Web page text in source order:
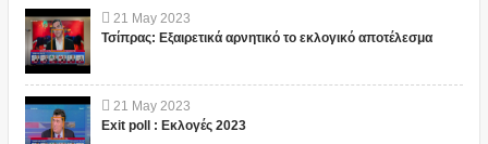
21 May 2023
Τσίπρας: Εξαιρετικά αρνητικό το εκλογικό αποτέλεσμα
21 May 2023
Exit poll : Εκλογές 2023